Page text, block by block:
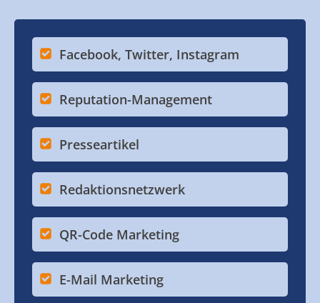
Facebook, Twitter, Instagram
Reputation-Management
Presseartikel
Redaktionsnetzwerk
QR-Code Marketing
E-Mail Marketing